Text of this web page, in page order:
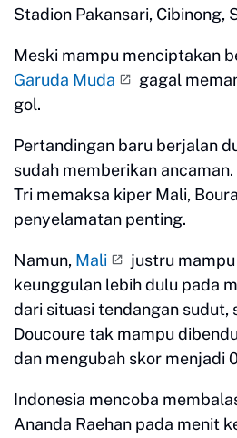
Stadion Pakansari, Cibinong,
Meski mampu menciptakan
Garuda Muda
gagal
gol.
Pertandingan baru berjalan
sudah memberikan
Tri memaksa kiper Mali,
penyelamatan penting.
Namun, Mali
justru
keunggulan lebih dulu pada
dari situasi tendangan sudut,
Doucoure tak mampu
dan mengubah skor menjadi
Indonesia mencoba
Ananda Raehan pada menit